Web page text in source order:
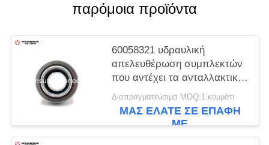
παρόμοια προϊόντα
60058321 υδραυλική
απελευθέρωση συμπλεκτών
που αντέχει τα ανταλλακτικά
γερανών φορτηγών
86CL6395F0C
Διαπραγματεύσιμα MOQ:1 κομμάτι
ΜΑΣ ΕΛΆΤΕ ΣΕ ΕΠΑΦΉ
ΜΕ